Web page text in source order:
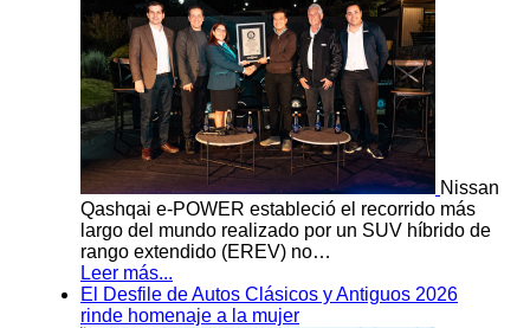
Nissan
Qashqai e-POWER estableció el recorrido más
largo del mundo realizado por un SUV híbrido de
rango extendido (EREV) no…
Leer más...
El Desfile de Autos Clásicos y Antiguos 2026
rinde homenaje a la mujer